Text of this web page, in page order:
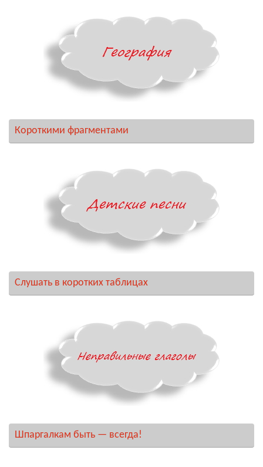
Короткими фрагментами
Слушать в коротких таблицах
Шпаргалкам быть — всегда!